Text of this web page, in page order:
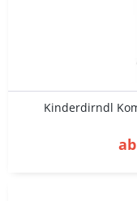
Kinderdirndl